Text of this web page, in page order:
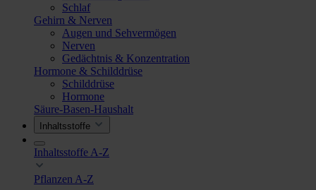
Schlaf
Gehirn & Nerven
Augen und Sehvermögen
Nerven
Gedächtnis & Konzentration
Hormone & Schilddrüse
Schilddrüse
Hormone
Säure-Basen-Haushalt
Inhaltsstoffe
Inhaltsstoffe A-Z
Pflanzen A-Z